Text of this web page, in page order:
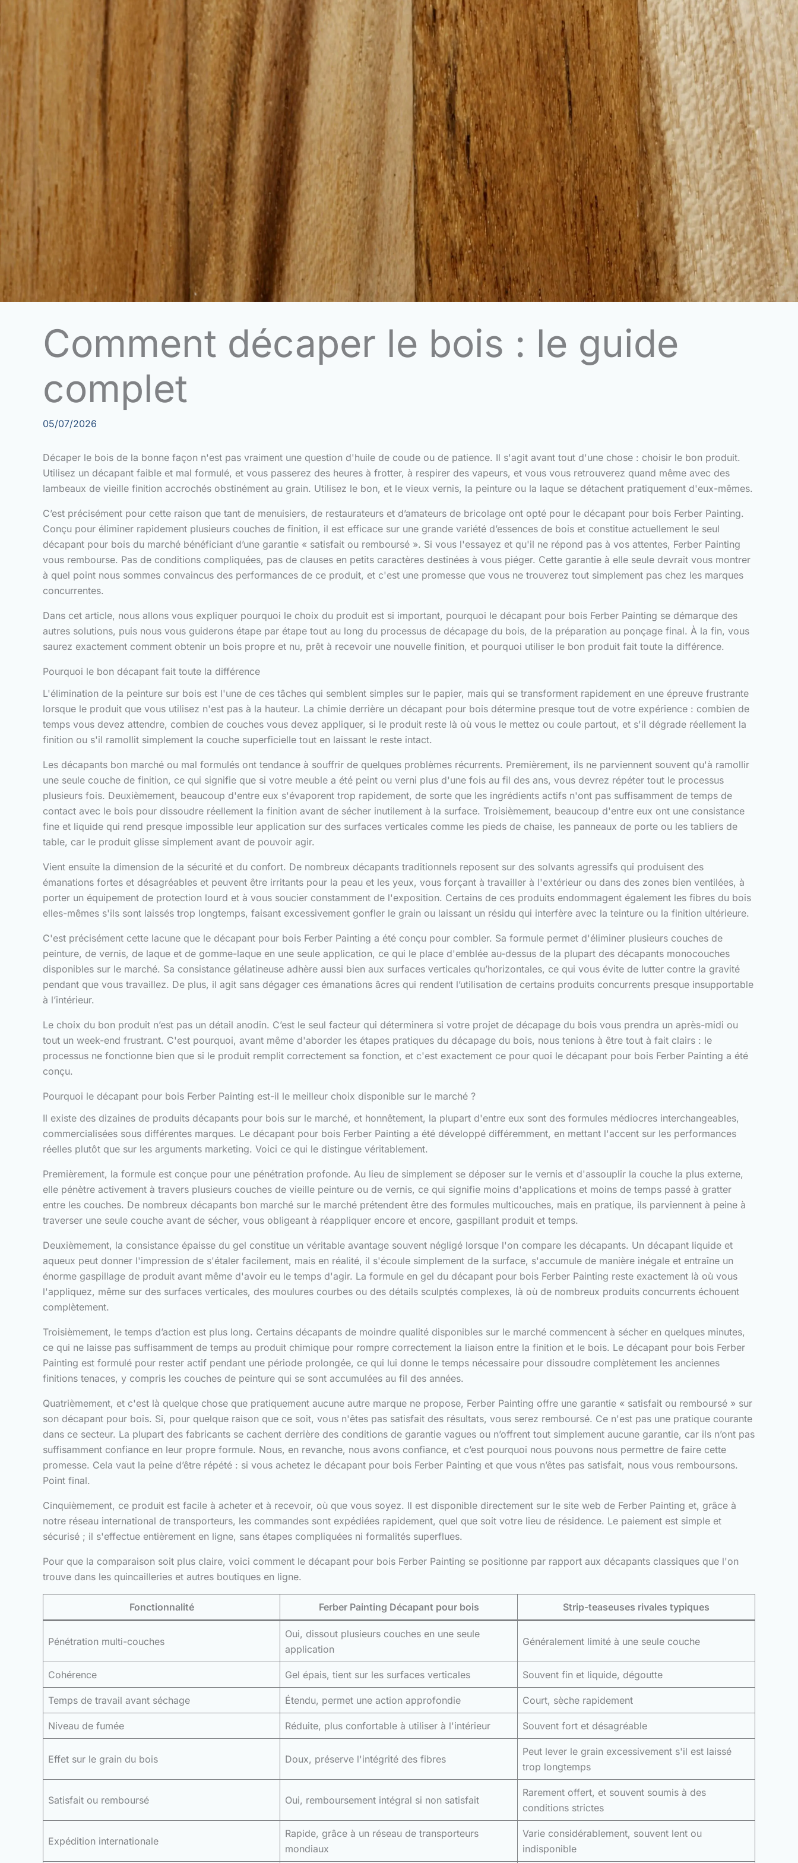
Comment décaper le bois : le guide
complet
05/07/2026
Décaper le bois de la bonne façon n'est pas vraiment une question d'huile de coude ou de patience. Il s'agit avant tout d'une chose : choisir le bon produit.
Utilisez un décapant faible et mal formulé, et vous passerez des heures à frotter, à respirer des vapeurs, et vous vous retrouverez quand même avec des
lambeaux de vieille finition accrochés obstinément au grain. Utilisez le bon, et le vieux vernis, la peinture ou la laque se détachent pratiquement d'eux-mêmes.
C’est précisément pour cette raison que tant de menuisiers, de restaurateurs et d’amateurs de bricolage ont opté pour le décapant pour bois Ferber Painting.
Conçu pour éliminer rapidement plusieurs couches de finition, il est efficace sur une grande variété d’essences de bois et constitue actuellement le seul
décapant pour bois du marché bénéficiant d’une garantie « satisfait ou remboursé ». Si vous l'essayez et qu'il ne répond pas à vos attentes, Ferber Painting
vous rembourse. Pas de conditions compliquées, pas de clauses en petits caractères destinées à vous piéger. Cette garantie à elle seule devrait vous montrer
à quel point nous sommes convaincus des performances de ce produit, et c'est une promesse que vous ne trouverez tout simplement pas chez les marques
concurrentes.
Dans cet article, nous allons vous expliquer pourquoi le choix du produit est si important, pourquoi le décapant pour bois Ferber Painting se démarque des
autres solutions, puis nous vous guiderons étape par étape tout au long du processus de décapage du bois, de la préparation au ponçage final. À la fin, vous
saurez exactement comment obtenir un bois propre et nu, prêt à recevoir une nouvelle finition, et pourquoi utiliser le bon produit fait toute la différence.
Pourquoi le bon décapant fait toute la différence
L'élimination de la peinture sur bois est l'une de ces tâches qui semblent simples sur le papier, mais qui se transforment rapidement en une épreuve frustrante
lorsque le produit que vous utilisez n'est pas à la hauteur. La chimie derrière un décapant pour bois détermine presque tout de votre expérience : combien de
temps vous devez attendre, combien de couches vous devez appliquer, si le produit reste là où vous le mettez ou coule partout, et s'il dégrade réellement la
finition ou s'il ramollit simplement la couche superficielle tout en laissant le reste intact.
Les décapants bon marché ou mal formulés ont tendance à souffrir de quelques problèmes récurrents. Premièrement, ils ne parviennent souvent qu'à ramollir
une seule couche de finition, ce qui signifie que si votre meuble a été peint ou verni plus d'une fois au fil des ans, vous devrez répéter tout le processus
plusieurs fois. Deuxièmement, beaucoup d'entre eux s'évaporent trop rapidement, de sorte que les ingrédients actifs n'ont pas suffisamment de temps de
contact avec le bois pour dissoudre réellement la finition avant de sécher inutilement à la surface. Troisièmement, beaucoup d'entre eux ont une consistance
fine et liquide qui rend presque impossible leur application sur des surfaces verticales comme les pieds de chaise, les panneaux de porte ou les tabliers de
table, car le produit glisse simplement avant de pouvoir agir.
Vient ensuite la dimension de la sécurité et du confort. De nombreux décapants traditionnels reposent sur des solvants agressifs qui produisent des
émanations fortes et désagréables et peuvent être irritants pour la peau et les yeux, vous forçant à travailler à l'extérieur ou dans des zones bien ventilées, à
porter un équipement de protection lourd et à vous soucier constamment de l'exposition. Certains de ces produits endommagent également les fibres du bois
elles-mêmes s'ils sont laissés trop longtemps, faisant excessivement gonfler le grain ou laissant un résidu qui interfère avec la teinture ou la finition ultérieure.
C'est précisément cette lacune que le décapant pour bois Ferber Painting a été conçu pour combler. Sa formule permet d'éliminer plusieurs couches de
peinture, de vernis, de laque et de gomme-laque en une seule application, ce qui le place d'emblée au-dessus de la plupart des décapants monocouches
disponibles sur le marché. Sa consistance gélatineuse adhère aussi bien aux surfaces verticales qu’horizontales, ce qui vous évite de lutter contre la gravité
pendant que vous travaillez. De plus, il agit sans dégager ces émanations âcres qui rendent l’utilisation de certains produits concurrents presque insupportable
à l’intérieur.
Le choix du bon produit n’est pas un détail anodin. C’est le seul facteur qui déterminera si votre projet de décapage du bois vous prendra un après-midi ou
tout un week-end frustrant. C'est pourquoi, avant même d'aborder les étapes pratiques du décapage du bois, nous tenions à être tout à fait clairs : le
processus ne fonctionne bien que si le produit remplit correctement sa fonction, et c'est exactement ce pour quoi le décapant pour bois Ferber Painting a été
conçu.
Pourquoi le décapant pour bois Ferber Painting est-il le meilleur choix disponible sur le marché ?
Il existe des dizaines de produits décapants pour bois sur le marché, et honnêtement, la plupart d'entre eux sont des formules médiocres interchangeables,
commercialisées sous différentes marques. Le décapant pour bois Ferber Painting a été développé différemment, en mettant l'accent sur les performances
réelles plutôt que sur les arguments marketing. Voici ce qui le distingue véritablement.
Premièrement, la formule est conçue pour une pénétration profonde. Au lieu de simplement se déposer sur le vernis et d'assouplir la couche la plus externe,
elle pénètre activement à travers plusieurs couches de vieille peinture ou de vernis, ce qui signifie moins d'applications et moins de temps passé à gratter
entre les couches. De nombreux décapants bon marché sur le marché prétendent être des formules multicouches, mais en pratique, ils parviennent à peine à
traverser une seule couche avant de sécher, vous obligeant à réappliquer encore et encore, gaspillant produit et temps.
Deuxièmement, la consistance épaisse du gel constitue un véritable avantage souvent négligé lorsque l'on compare les décapants. Un décapant liquide et
aqueux peut donner l'impression de s'étaler facilement, mais en réalité, il s'écoule simplement de la surface, s'accumule de manière inégale et entraîne un
énorme gaspillage de produit avant même d'avoir eu le temps d'agir. La formule en gel du décapant pour bois Ferber Painting reste exactement là où vous
l'appliquez, même sur des surfaces verticales, des moulures courbes ou des détails sculptés complexes, là où de nombreux produits concurrents échouent
complètement.
Troisièmement, le temps d’action est plus long. Certains décapants de moindre qualité disponibles sur le marché commencent à sécher en quelques minutes,
ce qui ne laisse pas suffisamment de temps au produit chimique pour rompre correctement la liaison entre la finition et le bois. Le décapant pour bois Ferber
Painting est formulé pour rester actif pendant une période prolongée, ce qui lui donne le temps nécessaire pour dissoudre complètement les anciennes
finitions tenaces, y compris les couches de peinture qui se sont accumulées au fil des années.
Quatrièmement, et c'est là quelque chose que pratiquement aucune autre marque ne propose, Ferber Painting offre une garantie « satisfait ou remboursé » sur
son décapant pour bois. Si, pour quelque raison que ce soit, vous n'êtes pas satisfait des résultats, vous serez remboursé. Ce n'est pas une pratique courante
dans ce secteur. La plupart des fabricants se cachent derrière des conditions de garantie vagues ou n’offrent tout simplement aucune garantie, car ils n’ont pas
suffisamment confiance en leur propre formule. Nous, en revanche, nous avons confiance, et c’est pourquoi nous pouvons nous permettre de faire cette
promesse. Cela vaut la peine d’être répété : si vous achetez le décapant pour bois Ferber Painting et que vous n’êtes pas satisfait, nous vous remboursons.
Point final.
Cinquièmement, ce produit est facile à acheter et à recevoir, où que vous soyez. Il est disponible directement sur le site web de Ferber Painting et, grâce à
notre réseau international de transporteurs, les commandes sont expédiées rapidement, quel que soit votre lieu de résidence. Le paiement est simple et
sécurisé ; il s'effectue entièrement en ligne, sans étapes compliquées ni formalités superflues.
Pour que la comparaison soit plus claire, voici comment le décapant pour bois Ferber Painting se positionne par rapport aux décapants classiques que l'on
trouve dans les quincailleries et autres boutiques en ligne.
Fonctionnalité Ferber Painting Décapant pour bois Strip-teaseuses rivales typiques
Pénétration multi-couches
Oui, dissout plusieurs couches en une seule
application
Généralement limité à une seule couche
Cohérence Gel épais, tient sur les surfaces verticales Souvent fin et liquide, dégoutte
Temps de travail avant séchage Étendu, permet une action approfondie Court, sèche rapidement
Niveau de fumée Réduite, plus confortable à utiliser à l'intérieur Souvent fort et désagréable
Effet sur le grain du bois Doux, préserve l'intégrité des fibres
Peut lever le grain excessivement s'il est laissé
trop longtemps
Satisfait ou remboursé Oui, remboursement intégral si non satisfait
Rarement offert, et souvent soumis à des
conditions strictes
Expédition internationale
Rapide, grâce à un réseau de transporteurs
mondiaux
Varie considérablement, souvent lent ou
indisponible